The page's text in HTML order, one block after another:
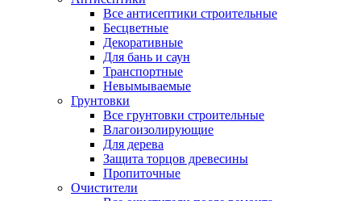
Все антисептики строительные
Бесцветные
Декоративные
Для бань и саун
Транспортные
Невымываемые
Грунтовки
Все грунтовки строительные
Влагоизолирующие
Для дерева
Защита торцов древесины
Пропиточные
Очистители